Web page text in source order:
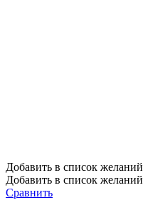
Добавить в список желаний
Добавить в список желаний
Сравнить